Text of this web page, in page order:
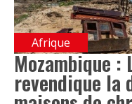
Afrique
Mozambique :
revendique la